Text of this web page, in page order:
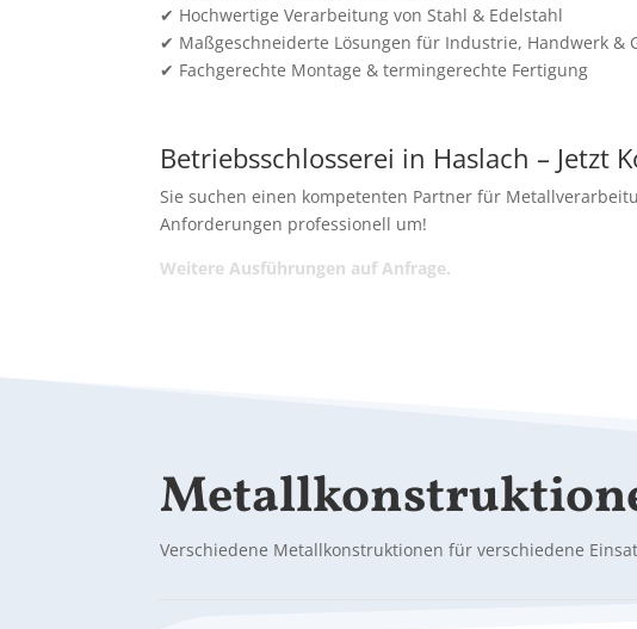
✔ Hochwertige Verarbeitung von Stahl & Edelstahl
✔ Maßgeschneiderte Lösungen für Industrie, Handwerk &
✔ Fachgerechte Montage & termingerechte Fertigung
Betriebsschlosserei in Haslach – Jetzt
Sie suchen einen kompetenten Partner für
Anforderungen professionell um!
Weitere Ausführungen auf Anfrage.
Verschiedene Metallkonstruktionen für verschiedene